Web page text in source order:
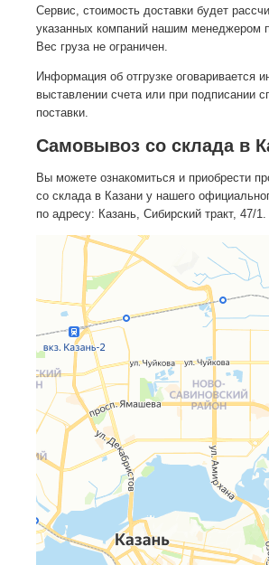
Сервис, стоимость доставки будет
указанных компаний нашим менеджером
Вес груза не ограничен.
Информация об отгрузке оговаривается
выставлении счета или при подписании
поставки.
Самовывоз со склада в
Вы можете ознакомиться и приобрести
со склада в Казани у нашего
по адресу: Казань, Сибирский тракт, 47/1.